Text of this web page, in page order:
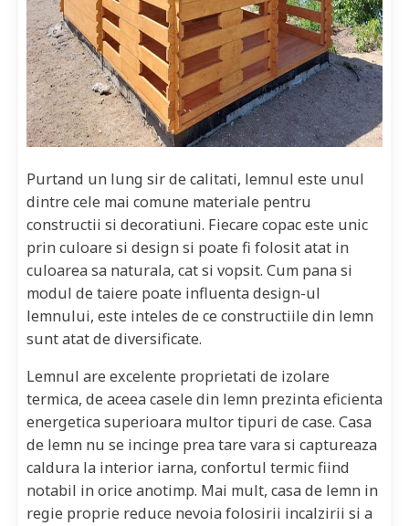
Purtand un lung sir de calitati, lemnul este unul
dintre cele mai comune materiale pentru
constructii si decoratiuni. Fiecare copac este unic
prin culoare si design si poate fi folosit atat in
culoarea sa naturala, cat si vopsit. Cum pana si
modul de taiere poate influenta design-ul
lemnului, este inteles de ce constructiile din lemn
sunt atat de diversificate.
Lemnul are excelente proprietati de izolare
termica, de aceea casele din lemn prezinta eficienta
energetica superioara multor tipuri de case. Casa
de lemn nu se incinge prea tare vara si captureaza
caldura la interior iarna, confortul termic fiind
notabil in orice anotimp. Mai mult, casa de lemn in
regie proprie reduce nevoia folosirii incalzirii si a